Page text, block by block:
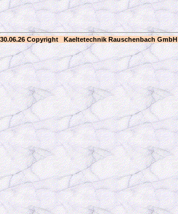
30.06.26 Copyright Kaeltetechnik Rauschenbach GmbH